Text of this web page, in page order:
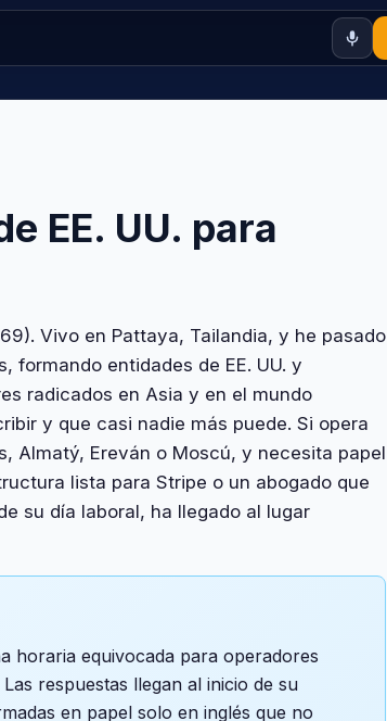
EE. UU. para
Vivo en Pattaya, Tailandia, y he pasado
entidades de EE. UU. y
radicados en Asia y en el mundo
y que casi nadie más puede. Si opera
Almatý, Ereván o Moscú, y necesita papel
lista para Stripe o un abogado que
su día laboral, ha llegado al lugar
horaria equivocada para operadores
respuestas llegan al inicio de su
en papel solo en inglés que no